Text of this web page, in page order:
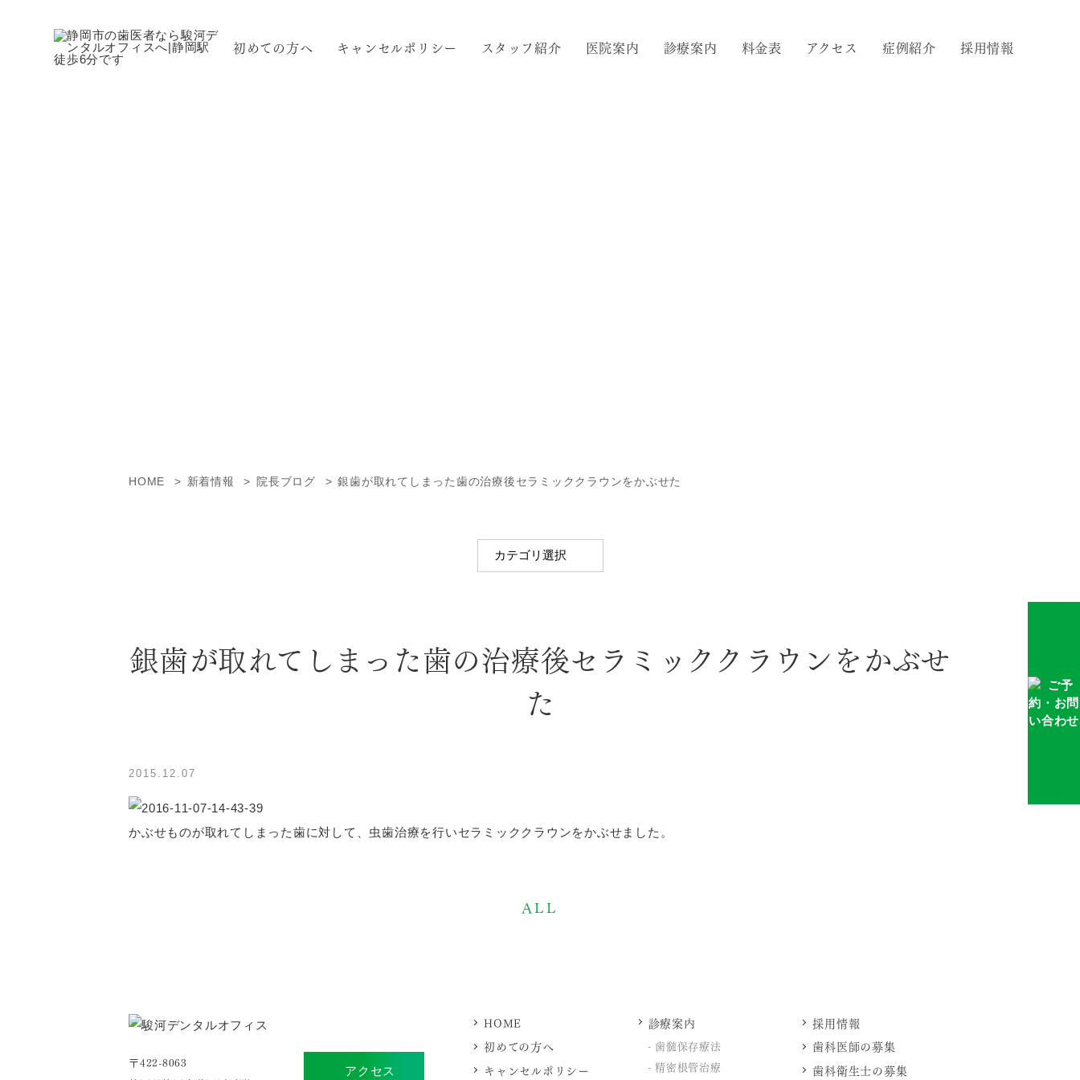
初めての方へ キャンセルポリシー スタッフ紹介 医院案内 診療案内 料金表 アクセス 症例紹介 採用情報
HOME 新着情報 院長ブログ 銀歯が取れてしまった歯の治療後セラミッククラウンをかぶせた
銀歯が取れてしまった歯の治療後セラミッククラウンをかぶせ
た
2015.12.07
かぶせものが取れてしまった歯に対して、虫歯治療を行いセラミッククラウンをかぶせました。
ALL
〒422-8063
アクセス
HOME
初めての方へ
キャンセルポリシー
診療案内
歯髄保存療法
精密根管治療
採用情報
歯科医師の募集
歯科衛生士の募集